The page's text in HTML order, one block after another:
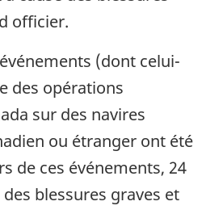
officier.
(dont celui-
des opérations
sur des navires
ou étranger ont été
de ces événements, 24
blessures graves et